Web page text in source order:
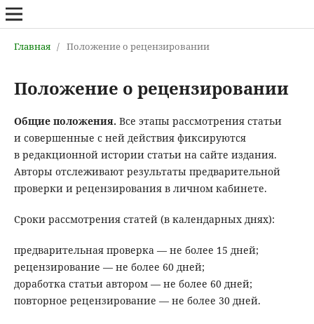
Главная / Положение о рецензировании
Положение о рецензировании
Общие положения. Все этапы рассмотрения статьи
и совершенные с ней действия фиксируются
в редакционной истории статьи на сайте издания.
Авторы отслеживают результаты предварительной
проверки и рецензирования в личном кабинете.
Сроки рассмотрения статей (в календарных днях):
предварительная проверка — не более 15 дней;
рецензирование — не более 60 дней;
доработка статьи автором — не более 60 дней;
повторное рецензирование — не более 30 дней.